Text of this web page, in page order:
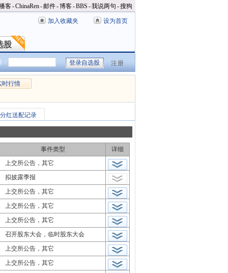
客-ChinaRen-邮件-博客-BBS -我说两句 -搜狗
加入收藏夹 设为首页
股
股
注册
时行情
分红送配记录
事件类型
详细
上交所公告，其它
拟披露季报
上交所公告，其它
上交所公告，其它
上交所公告，其它
召开股东大会，临时股东大会
上交所公告，其它
上交所公告，其它